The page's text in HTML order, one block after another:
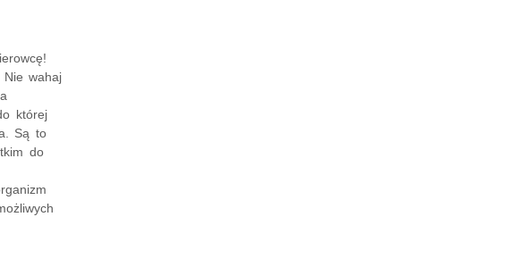
wahaj
której
Są to
do